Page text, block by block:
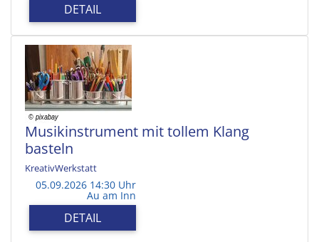
DETAIL
Musikinstrument mit tollem Klang
basteln
KreativWerkstatt
05.09.2026 14:30 Uhr
Au am Inn
DETAIL